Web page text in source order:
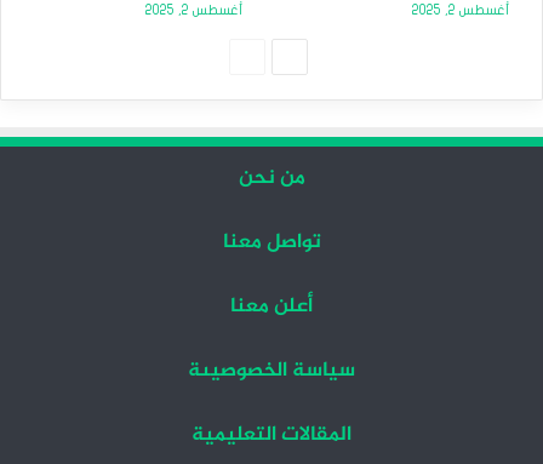
أغسطس 2, 2025 أغسطس 2, 2025
من نحن
تواصل معنا
أعلن معنا
سياسة الخصوصيىة
المقالات التعليمية